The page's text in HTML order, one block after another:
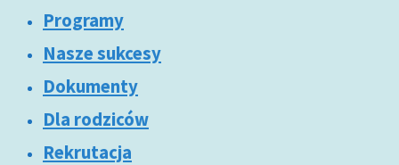
Programy
Nasze sukcesy
Dokumenty
Dla rodziców
Rekrutacja